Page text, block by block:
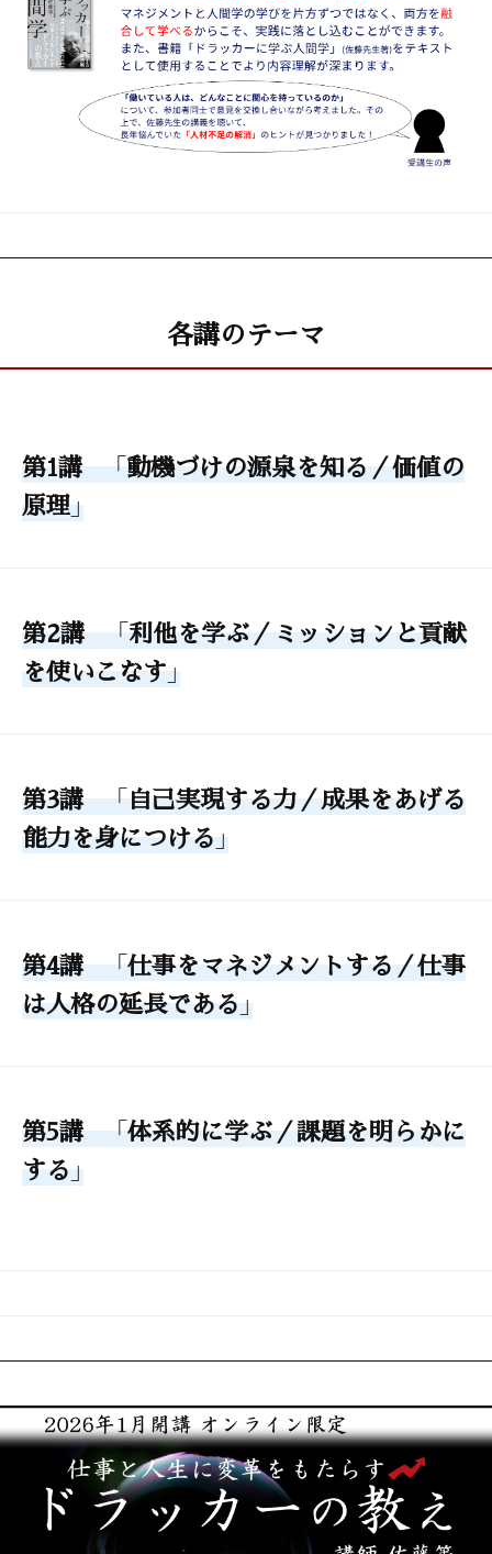
各講のテーマ
第1講 「動機づけの源泉を知る／価値の
原理」
第2講 「利他を学ぶ／ミッションと貢献
を使いこなす」
第3講 「自己実現する力／成果をあげる
能力を身につける」
第4講 「仕事をマネジメントする／仕事
は人格の延長である」
第5講 「体系的に学ぶ／課題を明らかに
する」